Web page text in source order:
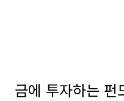
금에 투자하는 펀